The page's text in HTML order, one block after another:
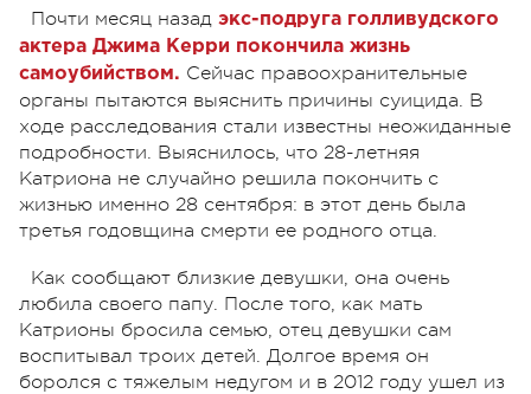
Почти месяц назад экс-подруга голливудского
актера Джима Керри покончила жизнь
самоубийством. Сейчас правоохранительные
органы пытаются выяснить причины суицида. В
ходе расследования стали известны неожиданные
подробности. Выяснилось, что 28-летняя
Катриона не случайно решила покончить с
жизнью именно 28 сентября: в этот день была
третья годовщина смерти ее родного отца.
Как сообщают близкие девушки, она очень
любила своего папу. После того, как мать
Катрионы бросила семью, отец девушки сам
воспитывал троих детей. Долгое время он
боролся с тяжелым недугом и в 2012 году ушел из